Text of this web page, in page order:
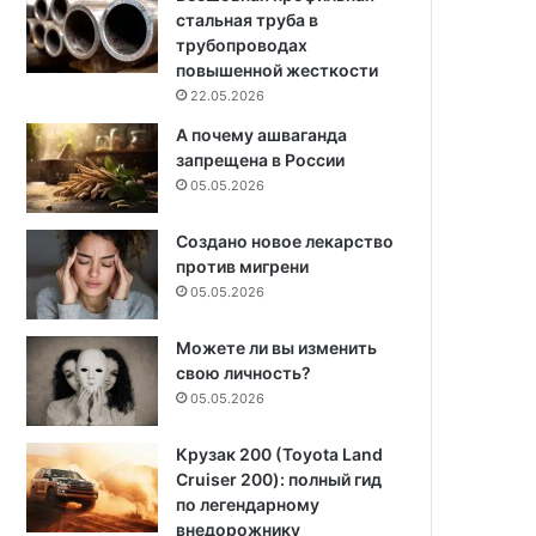
стальная труба в
трубопроводах
повышенной жесткости
22.05.2026
А почему ашваганда
запрещена в России
05.05.2026
Создано новое лекарство
против мигрени
05.05.2026
Можете ли вы изменить
свою личность?
05.05.2026
Крузак 200 (Toyota Land
Cruiser 200): полный гид
по легендарному
внедорожнику